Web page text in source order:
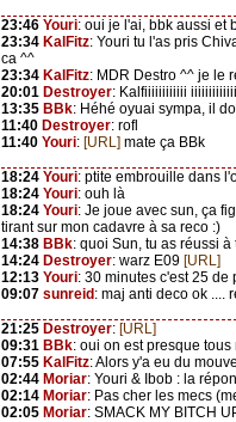
23:46 Youri: oui je l'ai, bbk aussi et
23:34 KalFitz: Youri tu l'as pris
ca ^^
23:34 KalFitz: MDR Destro ^^ je le
20:01 Destroyer: Kalfiiiiiiiiiiii
13:35 BBk: Héhé oyuai sympa, il
11:40 Destroyer: rofl
11:40 Youri: [URL] mate ça BBk
18:24 Youri: ptite embrouille dans
18:24 Youri: ouh là
18:24 Youri: Je joue avec sun, ça
tirant sur mon cadavre à sa reco :)
14:38 BBk: quoi Sun, tu as réussi
14:24 Destroyer: warz E09 [URL]
12:13 Youri: 30 minutes c'est 25 de
09:07 sunreid : maj anti deco ok ....
21:25 Destroyer: [URL]
09:31 BBk: oui on est presque tous
07:55 KalFitz: Alors y'a eu du
02:44 Moriar: Youri & Ibob : la
02:14 Moriar: Pas cher les mecs
02:05 Moriar: SMACK MY BITCH